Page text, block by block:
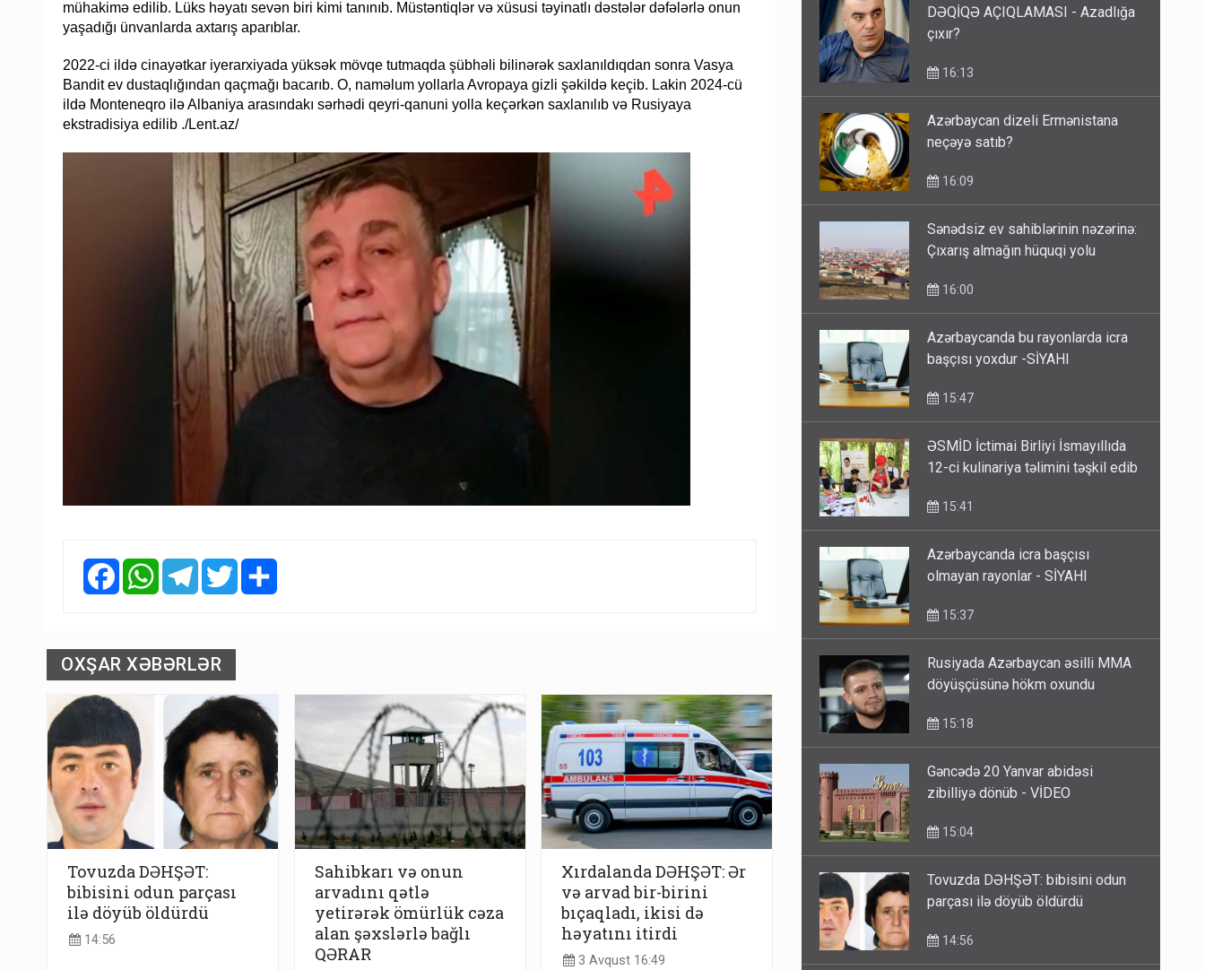
mühakimə edilib. Lüks həyatı sevən biri kimi tanınıb. Müstəntiqlər və xüsusi təyinatlı dəstələr dəfələrlə onun
yaşadığı ünvanlarda axtarış aparıblar.
2022-ci ildə cinayətkar iyerarxiyada yüksək mövqe tutmaqda şübhəli bilinərək saxlanıldıqdan sonra Vasya
Bandit ev dustaqlığından qaçmağı bacarıb. O, naməlum yollarla Avropaya gizli şəkildə keçib. Lakin 2024-cü
ildə Monteneqro ilə Albaniya arasındakı sərhədi qeyri-qanuni yolla keçərkən saxlanılıb və Rusiyaya
ekstradisiya edilib ./Lent.az/
FacebookWhatsAppTelegramTwitter
OXŞAR XƏBƏRLƏR
Tovuzda DƏHŞƏT:
bibisini odun parçası
ilə döyüb öldürdü
14:56
Sahibkarı və onun
arvadını qətlə
yetirərək ömürlük cəza
alan şəxslərlə bağlı
QƏRAR
Xırdalanda DƏHŞƏT: Ər
və arvad bir-birini
bıçaqladı, ikisi də
həyatını itirdi
3 Avqust 16:49
DƏQİQƏ AÇIQLAMASI - Azadlığa
çıxır?
16:13
Azərbaycan dizeli Ermənistana
neçəyə satıb?
16:09
Sənədsiz ev sahiblərinin nəzərinə:
Çıxarış almağın hüquqi yolu
16:00
Azərbaycanda bu rayonlarda icra
başçısı yoxdur -SİYAHI
15:47
ƏSMİD İctimai Birliyi İsmayıllıda
12-ci kulinariya təlimini təşkil edib
15:41
Azərbaycanda icra başçısı
olmayan rayonlar - SİYAHI
15:37
Rusiyada Azərbaycan əsilli MMA
döyüşçüsünə hökm oxundu
15:18
Gəncədə 20 Yanvar abidəsi
zibilliyə dönüb - VİDEO
15:04
Tovuzda DƏHŞƏT: bibisini odun
parçası ilə döyüb öldürdü
14:56